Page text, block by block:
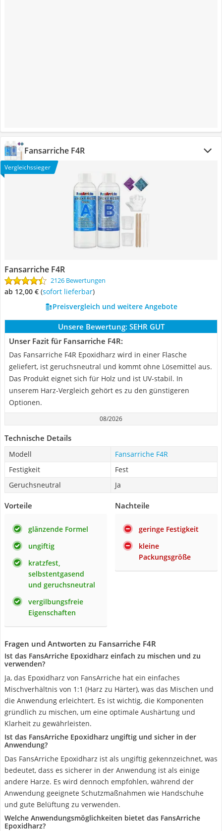
Fansarriche F4R
Vergleichssieger
Fansarriche F4R
2126 Bewertungen
ab 12,00 € ( Sofort lieferbar)
Preisvergleich und weitere Angebote
Unsere Bewertung: SEHR GUT
Unser Fazit für Fansarriche F4R:
Das Fansarriche F4R Epoxidharz wird in einer Flasche
geliefert, ist geruchsneutral und kommt ohne Lösemittel aus.
Das Produkt eignet sich für Holz und ist UV-stabil. In
unserem Harz-Vergleich gehört es zu den günstigeren
Optionen.
08/2026
Technische Details
Modell
Fansarriche F4R
Festigkeit
Fest
Geruchsneutral
Ja
Vorteile
glänzende Formel
ungiftig
kratzfest,
selbstentgasend
und geruchsneutral
vergilbungsfreie
Eigenschaften
Nachteile
geringe Festigkeit
kleine
Packungsgröße
Fragen und Antworten zu Fansarriche F4R
Ist das FansArriche Epoxidharz einfach zu mischen und zu
verwenden?
Ja, das Epoxidharz von FansArriche hat ein einfaches
Mischverhältnis von 1:1 (Harz zu Härter), was das Mischen und
die Anwendung erleichtert. Es ist wichtig, die Komponenten
gründlich zu mischen, um eine optimale Aushärtung und
Klarheit zu gewährleisten.
Ist das FansArriche Epoxidharz ungiftig und sicher in der
Anwendung?
Das FansArriche Epoxidharz ist als ungiftig gekennzeichnet, was
bedeutet, dass es sicherer in der Anwendung ist als einige
andere Harze. Es wird dennoch empfohlen, während der
Anwendung geeignete Schutzmaßnahmen wie Handschuhe
und gute Belüftung zu verwenden.
Welche Anwendungsmöglichkeiten bietet das FansArriche
Epoxidharz?